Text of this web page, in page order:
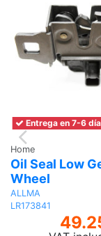
Entrega en 7-6
Home
Oil Seal Low
Wheel
ALLMA
LR173841